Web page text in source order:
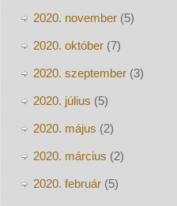
2020. november(5)
2020. október(7)
2020. szeptember(3)
2020. július (5)
2020. május (2)
2020. március (2)
2020. február(5)